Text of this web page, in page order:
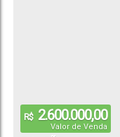
R$ 2.600.000,00
Valor de Venda